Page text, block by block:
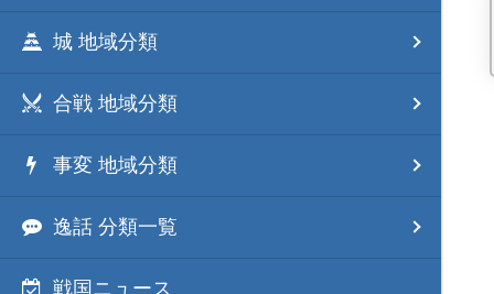
城 地域分類
合戦 地域分類
事変 地域分類
逸話 分類一覧
戦国ニュース